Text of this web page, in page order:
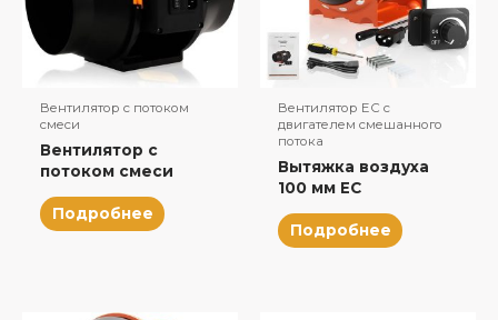
Вентилятор с потоком
смеси
Вентилятор с
потоком смеси
Подробнее
Вентилятор EC с
двигателем смешанного
потока
Вытяжка воздуха
100 мм EC
Подробнее